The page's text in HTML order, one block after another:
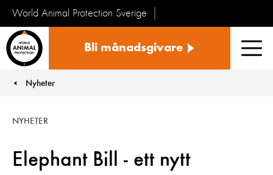
World Animal Protection Sverige
Bli månadsgivare
You are here:
Nyheter
Elephant Bill - ett nytt
NYHETER